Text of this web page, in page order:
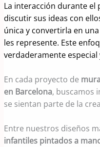
La interacción durante el
discutir sus ideas con
única y convertirla en
les represente. Este
verdaderamente especial
En cada proyecto de
en Barcelona, buscamos
se sientan parte de la
Entre nuestros diseños
infantiles pintados a